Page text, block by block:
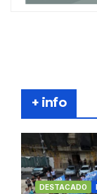
+ info
DESTACADO